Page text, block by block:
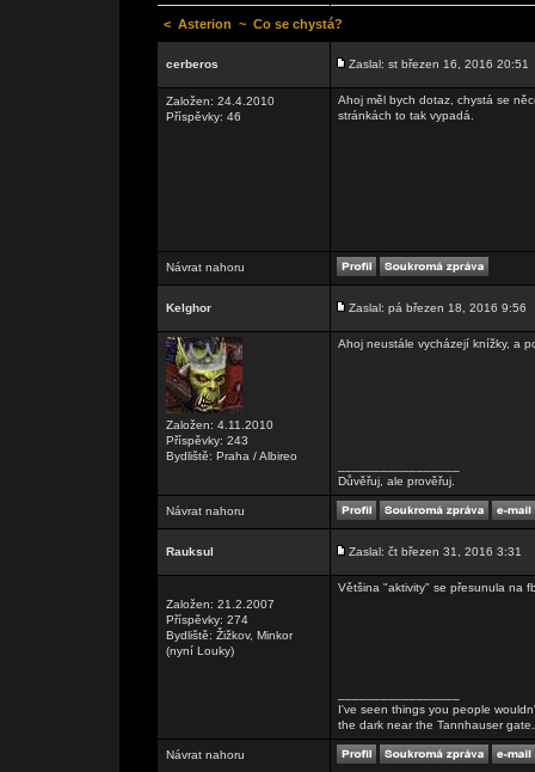
< Asterion ~ Co se chystá?
cerberos Zaslal: st březen 16, 2016 20:51
Založen: 24.4.2010
Příspěvky: 46
Ahoj měl bych dotaz, chystá se
stránkách to tak vypadá.
Návrat nahoru
Kelghor Zaslal: pá březen 18, 2016 9:56
Založen: 4.11.2010
Příspěvky: 243
Bydliště: Praha / Albireo
Ahoj neustále vycházejí knížky, a
Důvěřuj, ale prověřuj.
Návrat nahoru
Rauksul Zaslal: čt březen 31, 2016 3:31
Založen: 21.2.2007
Příspěvky: 274
Bydliště: Žižkov, Minkor
(nyní Louky)
Většina "aktivity" se přesunula na
I've seen things you people
the dark near the Tannhauser
Návrat nahoru